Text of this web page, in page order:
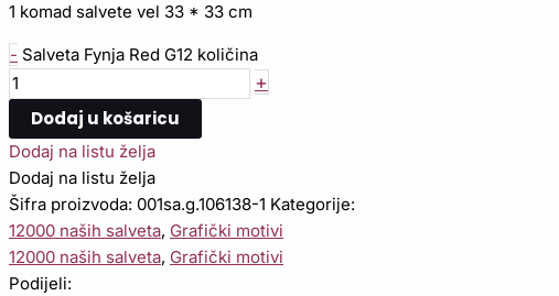
1 komad salvete vel 33 * 33 cm
- Salveta Fynja Red G12 količina
+
Dodaj u košaricu
Dodaj na listu želja
Dodaj na listu želja
Šifra proizvoda: 001sa.g.106138-1 Kategorije:
12000 naših salveta, Grafički motivi
12000 naših salveta, Grafički motivi
Podijeli: